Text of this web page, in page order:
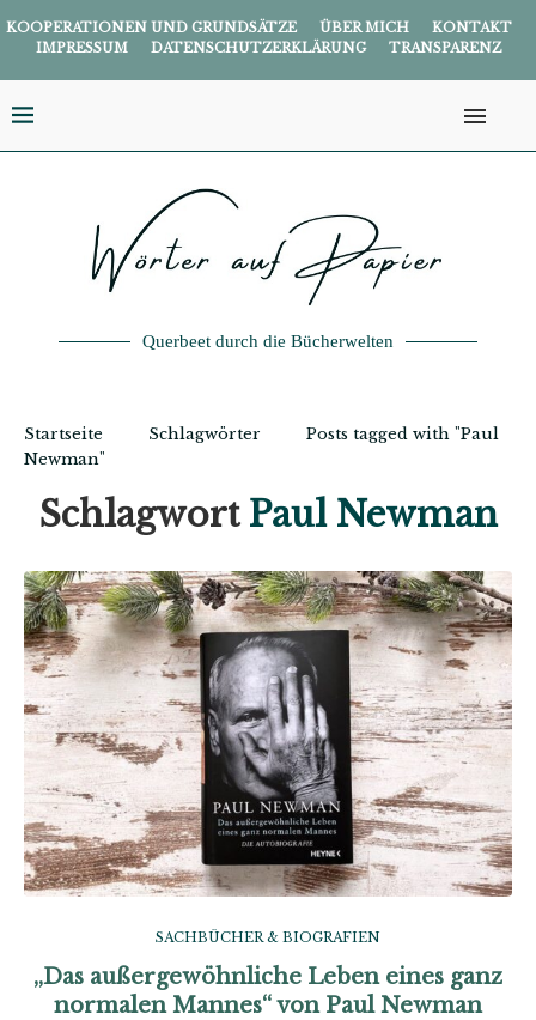
KOOPERATIONEN UND GRUNDSÄTZE ÜBER MICH
KONTAKT
IMPRESSUM
DATENSCHUTZERKLÄRUNG TRANSPARENZ
Querbeet durch die Bücherwelten
Startseite Schlagwörter
Posts tagged with "Paul
Newman"
Schlagwort Paul Newman
SACHBÜCHER & BIOGRAFIEN
„Das außergewöhnliche Leben eines ganz
normalen Mannes“ von Paul Newman